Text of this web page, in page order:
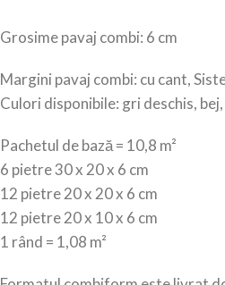
Grosime pavaj combi: 6 cm
Margini pavaj combi: cu cant,
Culori disponibile: gri deschis,
Pachetul de bază = 10,8 m²
6 pietre 30 x 20 x 6 cm
12 pietre 20 x 20 x 6 cm
12 pietre 20 x 10 x 6 cm
1 rând = 1,08 m²